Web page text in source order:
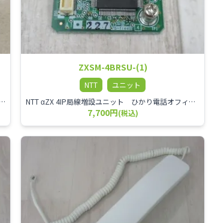
NTT αZX シリーズ スター1ch増設接続装置 コードレス接続用アンテナ ZX-DCL-S1CS-1M ZX-DCL-PS等と組み合わせて使用します。 ZX-DCL-PSを複数台接続できますが同時に通話できるのは１台のみです。
ZXSM-4BRSU-(1)
NTT
ユニット
NTT αZX 4IP局線増設ユニット ひかり電話オフィスタイプで4ch以上にしたい場合必要となるユニットです。
7,700円(税込)